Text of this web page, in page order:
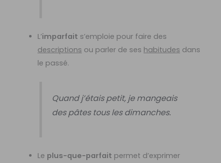
L’imparfait s’emploie pour faire des
descriptions ou parler de ses habitudes dans
le passé.
Quand j’étais petit, je mangeais
des pâtes tous les dimanches.
Le plus-que-parfait permet d’exprimer